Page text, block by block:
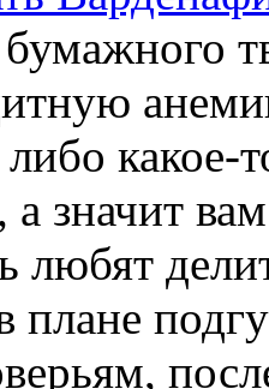
какое-
а значит
любят
плане